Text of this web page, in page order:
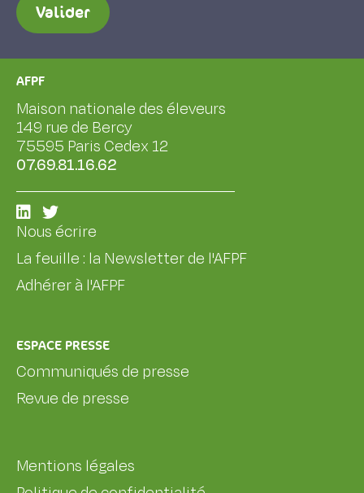
Valider
AFPF
Maison nationale des éleveurs
149 rue de Bercy
75595 Paris Cedex 12
07.69.81.16.62
Nous écrire
La feuille : la Newsletter de l'AFPF
Adhérer à l'AFPF
ESPACE PRESSE
Communiqués de presse
Revue de presse
Mentions légales